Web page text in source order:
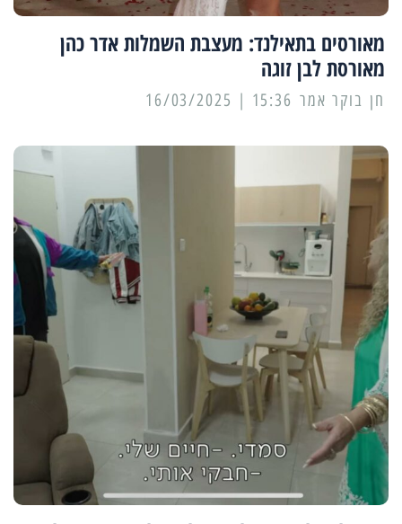
מאורסים בתאילנד: מעצבת השמלות אדר כהן
מאורסת לבן זוגה
15:36 | 16/03/2025